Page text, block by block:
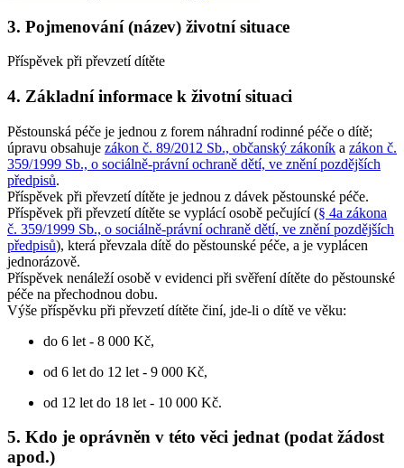
3. Pojmenování (název) životní situace
Příspěvek při převzetí dítěte
4. Základní informace k životní situaci
Pěstounská péče je jednou z forem náhradní rodinné péče o dítě;
úpravu obsahuje zákon č. 89/2012 Sb., občanský zákoník a zákon č.
359/1999 Sb., o sociálně-právní ochraně dětí, ve znění pozdějších
předpisů.
Příspěvek při převzetí dítěte je jednou z dávek pěstounské péče.
Příspěvek při převzetí dítěte se vyplácí osobě pečující (§ 4a zákona
č. 359/1999 Sb., o sociálně-právní ochraně dětí, ve znění pozdějších
předpisů), která převzala dítě do pěstounské péče, a je vyplácen
jednorázově.
Příspěvek nenáleží osobě v evidenci při svěření dítěte do pěstounské
péče na přechodnou dobu.
Výše příspěvku při převzetí dítěte činí, jde-li o dítě ve věku:
do 6 let - 8 000 Kč,
od 6 let do 12 let - 9 000 Kč,
od 12 let do 18 let - 10 000 Kč.
5. Kdo je oprávněn v této věci jednat (podat žádost
apod.)